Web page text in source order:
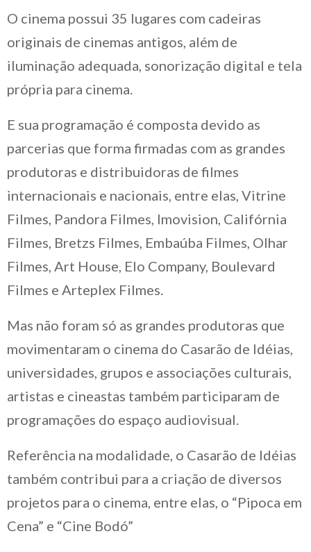
O cinema possui 35 lugares com cadeiras
originais de cinemas antigos, além de
iluminação adequada, sonorização digital e tela
própria para cinema.
E sua programação é composta devido as
parcerias que forma firmadas com as grandes
produtoras e distribuidoras de filmes
internacionais e nacionais, entre elas, Vitrine
Filmes, Pandora Filmes, Imovision, Califórnia
Filmes, Bretzs Filmes, Embaúba Filmes, Olhar
Filmes, Art House, Elo Company, Boulevard
Filmes e Arteplex Filmes.
Mas não foram só as grandes produtoras que
movimentaram o cinema do Casarão de Idéias,
universidades, grupos e associações culturais,
artistas e cineastas também participaram de
programações do espaço audiovisual.
Referência na modalidade, o Casarão de Idéias
também contribui para a criação de diversos
projetos para o cinema, entre elas, o “Pipoca em
Cena” e “Cine Bodó”